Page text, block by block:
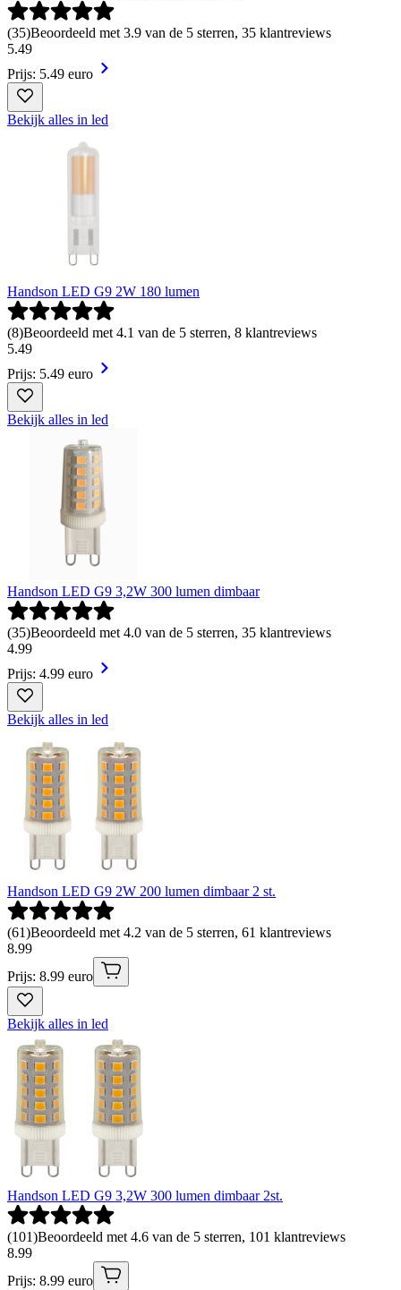
(35)Beoordeeld met 3.9 van de 5 sterren, 35 klantreviews
5.49
Prijs: 5.49 euro
Bekijk alles in led
Handson LED G9 2W 180 lumen
(8)Beoordeeld met 4.1 van de 5 sterren, 8 klantreviews
5.49
Prijs: 5.49 euro
Bekijk alles in led
Handson LED G9 3,2W 300 lumen dimbaar
(35)Beoordeeld met 4.0 van de 5 sterren, 35 klantreviews
4.99
Prijs: 4.99 euro
Bekijk alles in led
Handson LED G9 2W 200 lumen dimbaar 2 st.
(61)Beoordeeld met 4.2 van de 5 sterren, 61 klantreviews
8.99
Prijs: 8.99 euro
Bekijk alles in led
Handson LED G9 3,2W 300 lumen dimbaar 2st.
(101)Beoordeeld met 4.6 van de 5 sterren, 101 klantreviews
8.99
Prijs: 8.99 euro